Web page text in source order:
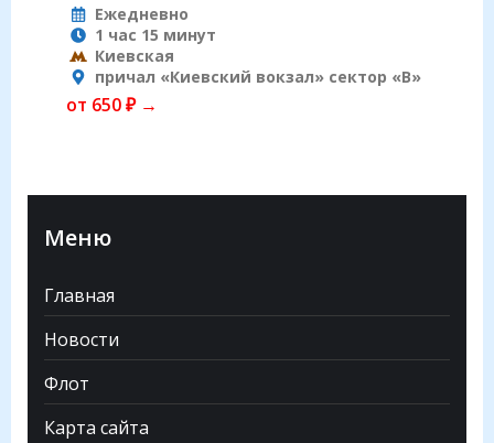
Ежедневно
1 час 15 минут
Киевская
причал «Киевский вокзал» сектор «B»
от 650 ₽ →
Меню
Главная
Новости
Флот
Карта сайта